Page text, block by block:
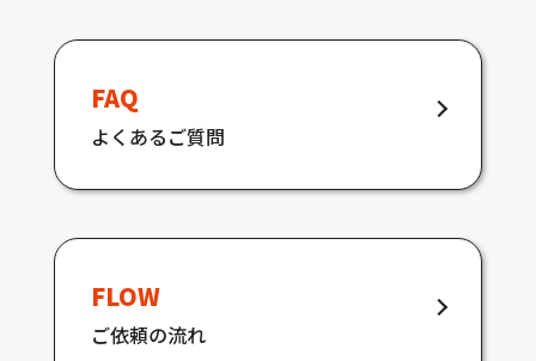
FAQ
よくあるご質問
FLOW
ご依頼の流れ